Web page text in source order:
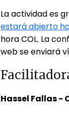
La actividad es
estará abierto
hora COL. La
web se enviará
Hassel Fallas -